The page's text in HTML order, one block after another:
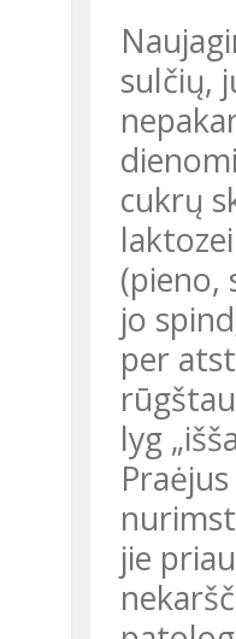
sulčių,
cukrų
(pieno,
jo
per
lyg
jie